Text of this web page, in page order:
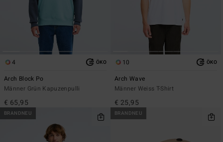
4 ÖKO
Arch Block Po
Männer Grün Kapuzenpulli
€ 65,95
10 ÖKO
Arch Wave
Männer Weiss T-Shirt
€ 25,95
BRANDNEU BRANDNEU